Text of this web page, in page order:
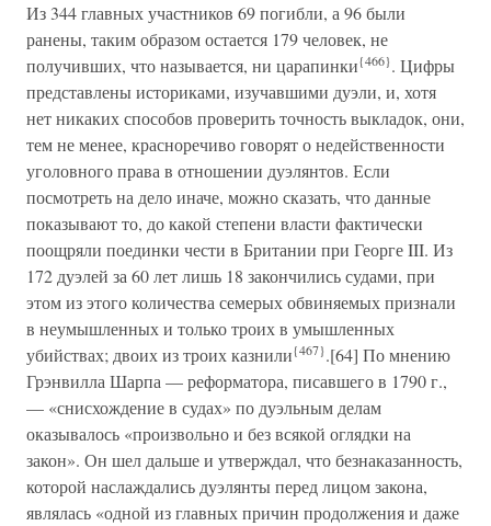
Из 344 главных участников 69 погибли, а 96 были
ранены, таким образом остается 179 человек, не
получивших, что называется, ни царапинки{466}. Цифры
представлены историками, изучавшими дуэли, и, хотя
нет никаких способов проверить точность выкладок, они,
тем не менее, красноречиво говорят о недейственности
уголовного права в отношении дуэлянтов. Если
посмотреть на дело иначе, можно сказать, что данные
показывают то, до какой степени власти фактически
поощряли поединки чести в Британии при Георге III. Из
172 дуэлей за 60 лет лишь 18 закончились судами, при
этом из этого количества семерых обвиняемых признали
в неумышленных и только троих в умышленных
убийствах; двоих из троих казнили{467}.[64] По мнению
Грэнвилла Шарпа — реформатора, писавшего в 1790 г.,
— «снисхождение в судах» по дуэльным делам
оказывалось «произвольно и без всякой оглядки на
закон». Он шел дальше и утверждал, что безнаказанность,
которой наслаждались дуэлянты перед лицом закона,
являлась «одной из главных причин продолжения и даже